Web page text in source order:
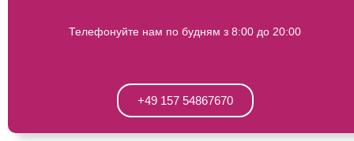
Телефонуйте нам по будням з 8:00 до 20:00
+49 157 54867670